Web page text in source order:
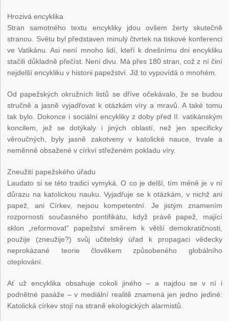
Hrozivá encyklika
Stran samotného textu encykliky jdou ovšem žerty skutečně
stranou. Světu byl představen minulý čtvrtek na tiskové konferenci
ve Vatikánu. Asi není mnoho lidí, kteří k dnešnímu dni encykliku
stačili důkladně přečíst. Není divu. Má přes 180 stran, což z ní činí
nejdelší encykliku v historii papežství. Již to vypovídá o mnohém.
Od papežských okružních listů se dříve očekávalo, že se budou
stručně a jasně vyjadřovat k otázkám víry a mravů. A také tomu
tak bylo. Dokonce i sociální encykliky z doby před II. vatikánským
koncilem, jež se dotýkaly i jiných oblastí, než jen specificky
věroučných, byly jasně zakotveny v katolické nauce, trvale a
neměnně obsažené v církví střeženém pokladu víry.
Zneužití papežského úřadu
Laudato si se této tradici vymyká. O co je delší, tím méně je v ní
důrazu na katolickou nauku. Vyjadřuje se k otázkám, v nichž ani
papež, ani Církev, nejsou kompetentní. Je jistým znamením
rozpornosti současného pontifikátu, když právě papež, mající
sklon „reformovat“ papežství směrem k větší demokratičnosti,
použije (zneužije?) svůj učitelský úřad k propagaci vědecky
neprokázané teorie člověkem způsobeného globálního
oteplování.
Ať už encyklika obsahuje cokoli jiného – a najdou se v ní i
podnětné pasáže – v mediální realitě znamená jen jedno jediné:
Katolická církev stojí na straně ekologických alarmistů.